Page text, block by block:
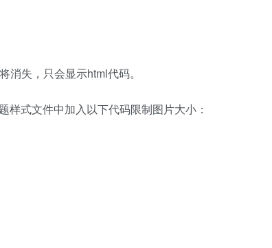
失，只会显示html代码。
式文件中加入以下代码限制图片大小：